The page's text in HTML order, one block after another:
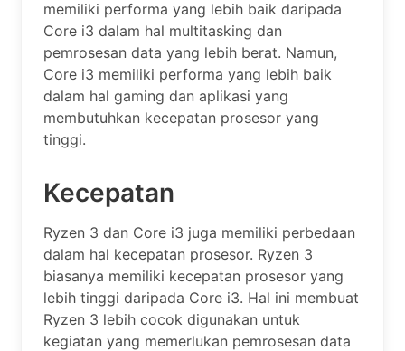
memiliki performa yang lebih baik daripada
Core i3 dalam hal multitasking dan
pemrosesan data yang lebih berat. Namun,
Core i3 memiliki performa yang lebih baik
dalam hal gaming dan aplikasi yang
membutuhkan kecepatan prosesor yang
tinggi.
Kecepatan
Ryzen 3 dan Core i3 juga memiliki perbedaan
dalam hal kecepatan prosesor. Ryzen 3
biasanya memiliki kecepatan prosesor yang
lebih tinggi daripada Core i3. Hal ini membuat
Ryzen 3 lebih cocok digunakan untuk
kegiatan yang memerlukan pemrosesan data